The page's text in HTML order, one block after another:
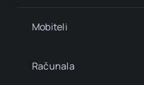
Mobiteli
Računala